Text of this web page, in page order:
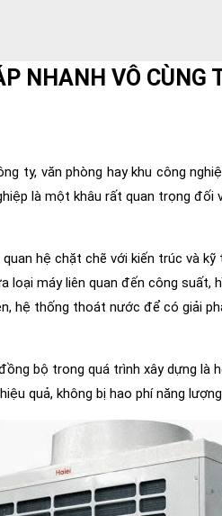
NHANH VÔ CÙNG
ty, văn phòng hay khu công
là một khâu rất quan trọng đối
hệ chặt chẽ với kiến trúc và
máy liên quan đến công suất,
hệ thống thoát nước để có giải
bộ trong quá trình xây dựng
quả, không bị hao phí năng